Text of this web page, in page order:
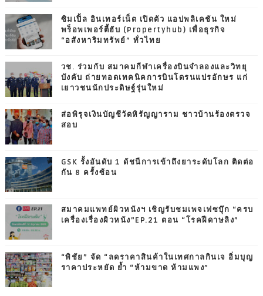
ซิมเปิ้ล อินเทอร์เน็ต เปิดตัว แอปพลิเคชัน ใหม่
พร็อพเพอร์ตี้ฮับ (Propertyhub) เพื่อธุรกิจ
“อสังหาริมทรัพย์” ทั่วไทย
วช. ร่วมกับ สมาคมกีฬาเครื่องบินจำลองและวิทยุ
บังคับ ถ่ายทอดเทคนิคการบินโดรนแปรอักษร แก่
เยาวชนนักประดิษฐ์รุ่นใหม่
ส่อพิรุจเงินบัญชีวัดหิรัญญาราม ชาวบ้านร้องตรวจ
สอบ
GSK รั้งอันดับ 1 ดัชนีการเข้าถึงยาระดับโลก ติดต่อ
กัน 8 ครั้งซ้อน
สมาคมแพทย์ผิวหนังฯ เชิญรับชมเพจเฟซบุ๊ก “ครบ
เครื่องเรื่องผิวหนัง”EP.21 ตอน “โรคฝีดาษลิง”
“พิชัย” จัด “ลดราคาสินค้าในเทศกาลกินเจ อิ่มบุญ
ราคาประหยัด ย้ำ “ห้ามขาด ห้ามแพง”